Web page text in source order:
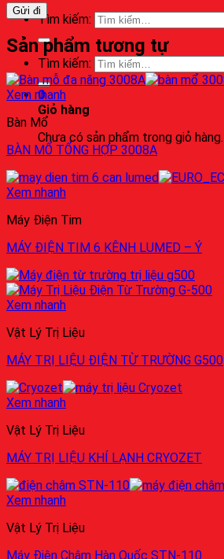
Tìm kiếm:
Tìm kiếm:
0
Giỏ hàng
Chưa có sản phẩm trong giỏ hàng.
Sản phẩm tương tự
Xem nhanh
Bàn Mổ
BÀN MỔ TỔNG HỢP 3008A
Xem nhanh
Máy Điện Tim
MÁY ĐIỆN TIM 6 KÊNH LUMED – Ý
Xem nhanh
Vật Lý Trị Liệu
MÁY TRỊ LIỆU ĐIỆN TỪ TRƯỜNG G500
Xem nhanh
Vật Lý Trị Liệu
MÁY TRỊ LIỆU KHÍ LẠNH CRYOZET
Xem nhanh
Vật Lý Trị Liệu
Máy Điện Châm Hàn Quốc STN-110